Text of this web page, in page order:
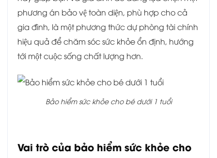
phương án bảo vệ toàn diện, phù hợp cho cả
gia đình, là một phương thức dự phòng tài chính
hiệu quả để chăm sóc sức khỏe ổn định, hướng
tới một cuộc sống chất lượng hơn.
Bảo hiểm sức khỏe cho bé dưới 1 tuổi
Vai trò của bảo hiểm sức khỏe cho